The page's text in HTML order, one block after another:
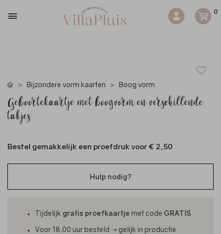
0
Bijzondere vorm kaarten Boog vorm
Geboortekaartje met boogvorm en verschillende
takjes
Bestel gemakkelijk een proefdruk voor € 2,50
Hulp nodig?
Tijdelijk gratis proefkaartje met code GRATIS
Voor 18.00 uur besteld ➝ gelijk in productie